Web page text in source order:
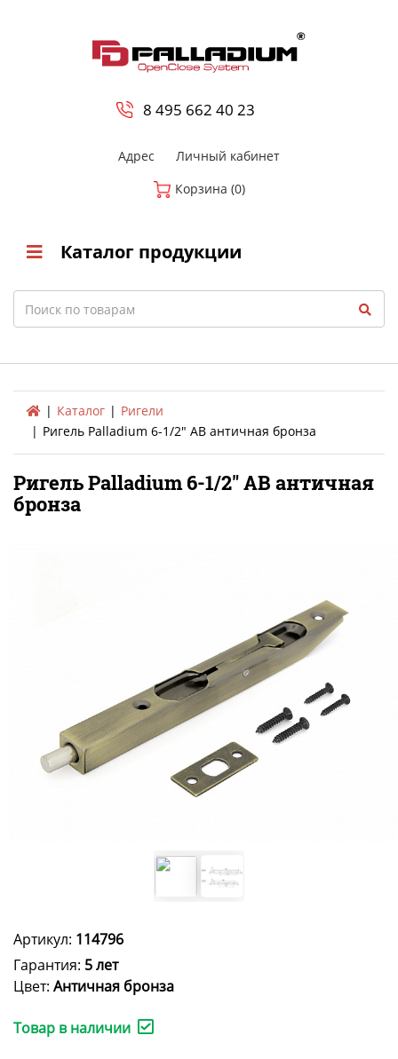
8 495 662 40 23
Адрес
Личный кабинет
Корзина (0)
Каталог продукции
Search
Каталог
Ригели
Ригель Palladium 6-1/2" AВ античная бронза
Ригель Palladium 6-1/2" AВ античная
бронза
Артикул: 114796
Гарантия: 5 лет
Цвет: Античная бронза
Товар в наличии